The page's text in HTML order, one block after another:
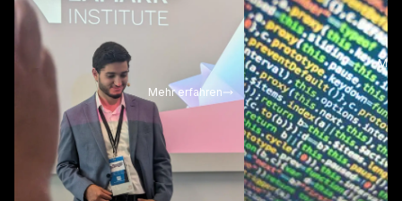
Mehr erfahren